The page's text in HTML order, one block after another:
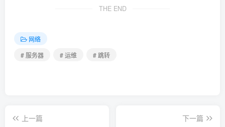
THE END
网络
# 服务器
# 运维 # 跳转
上一篇
下一篇